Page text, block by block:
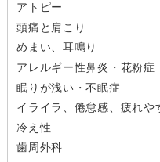
アトピー
頭痛と肩こり
めまい、耳鳴り
アレルギー性鼻炎・花粉症
眠りが浅い・不眠症
イライラ、倦怠感、疲れや
冷え性
歯周外科